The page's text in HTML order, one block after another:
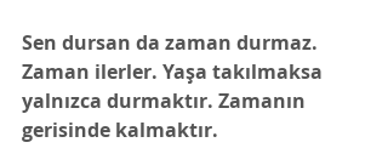
Sen dursan da zaman durmaz.
Zaman ilerler. Yaşa takılmaksa
yalnızca durmaktır. Zamanın
gerisinde kalmaktır.